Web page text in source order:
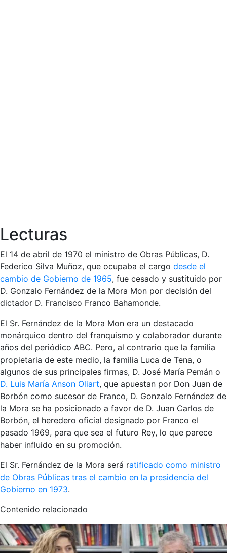
Lecturas
El 14 de abril de 1970 el ministro de Obras Públicas, D.
Federico Silva Muñoz, que ocupaba el cargo desde el
cambio de Gobierno de 1965, fue cesado y sustituido por
D. Gonzalo Fernández de la Mora Mon por decisión del
dictador D. Francisco Franco Bahamonde.
El Sr. Fernández de la Mora Mon era un destacado
monárquico dentro del franquismo y colaborador durante
años del periódico ABC. Pero, al contrario que la familia
propietaria de este medio, la familia Luca de Tena, o
algunos de sus principales firmas, D. José María Pemán o
D. Luis María Anson Oliart, que apuestan por Don Juan de
Borbón como sucesor de Franco, D. Gonzalo Fernández de
la Mora se ha posicionado a favor de D. Juan Carlos de
Borbón, el heredero oficial designado por Franco el
pasado 1969, para que sea el futuro Rey, lo que parece
haber influido en su promoción.
El Sr. Fernández de la Mora será ratificado como ministro
de Obras Públicas tras el cambio en la presidencia del
Gobierno en 1973.
Contenido relacionado